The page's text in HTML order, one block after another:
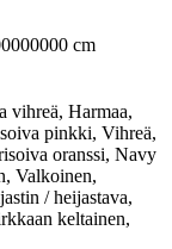
cm
vihreä, Harmaa,
pinkki, Vihreä,
oranssi, Navy
Valkoinen,
/ heijastava,
keltainen,